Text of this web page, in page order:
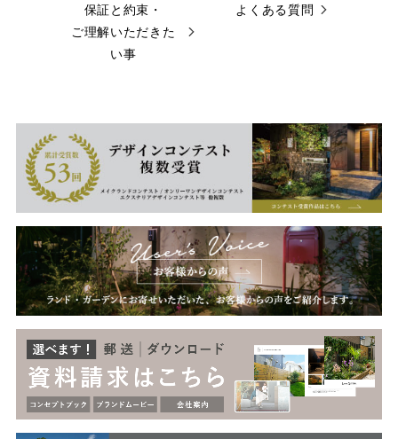
保証と約束・
ご理解いただきた
い事
よくある質問